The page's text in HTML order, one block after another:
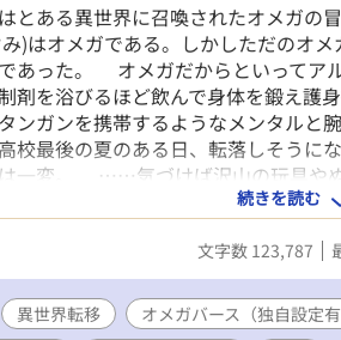
みだったが、わがまま
た。 あらすじ 魔物に村
あのときもっと強けれ
を持つ戦士。首都でト
ンヌスが首都に来てか
た。意を決して声をか
立ち、勝負を挑んでし
が、強さも折り紙付き
とある異世界に召喚されたオメガ
)はオメガである。しかしただのオ
あった。 オメガだからといってア
剤を浴びるほど飲んで身体を鍛え護
ンガンを携帯するようなメンタル
校最後の夏のある日、転落しそうに
一変。 ……気づけば沢山の玩具や
中に倒れていた。 そこにはニコニコ
かに人間でない顔のメイド。 赤
彼は赤ちゃんに異世界に召喚されて
すったもんだで魔王の娘のボディガ
魔界。 そしてバースの概念こそ存
ルファと同じフェロモンを持つとさ
続きを読む
文字数 123,787
異世界転移 オメガバース（独自設定有